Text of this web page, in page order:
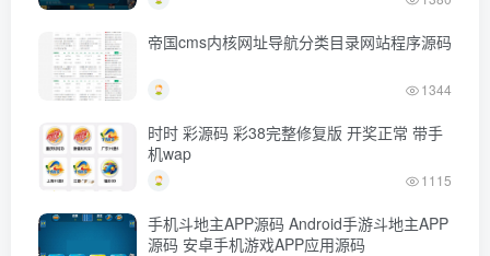
帝国cms内核网址导航分类目录网站程序源码
1344
时时 彩源码 彩38完整修复版 开奖正常 带手
机wap
1115
手机斗地主APP源码 Android手游斗地主APP
源码 安卓手机游戏APP应用源码